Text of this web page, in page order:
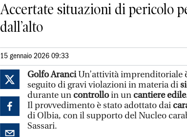
Accertate situazioni di pericolo
dall’alto
15 gennaio 2026 09:33
Golfo AranciUn’attività imprenditoriale
seguito di gravi violazioni in materia di
durante un controlloin un cantiere edile
Il provvedimento è stato adottato dai
di Olbia, con il supporto del Nucleo
Sassari.